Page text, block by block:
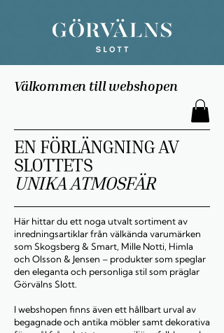
Välkommen till webshopen
EN FÖRLÄNGNING AV
SLOTTETS
UNIKA ATMOSFÄR
Här hittar du ett noga utvalt sortiment av
inredningsartiklar från välkända varumärken
som Skogsberg & Smart, Mille Notti, Himla
och Olsson & Jensen – produkter som speglar
den eleganta och personliga stil som präglar
Görvälns Slott.
I webshopen finns även ett hållbart urval av
begagnade och antika möbler samt dekorativa